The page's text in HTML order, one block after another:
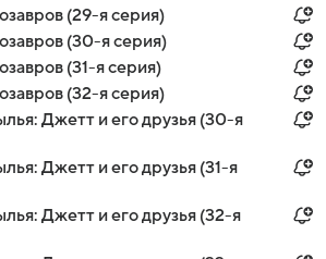
(29-я серия)
(30-я серия)
(31-я серия)
(32-я серия)
Джетт и его друзья (30-я
Джетт и его друзья (31-я
Джетт и его друзья (32-я